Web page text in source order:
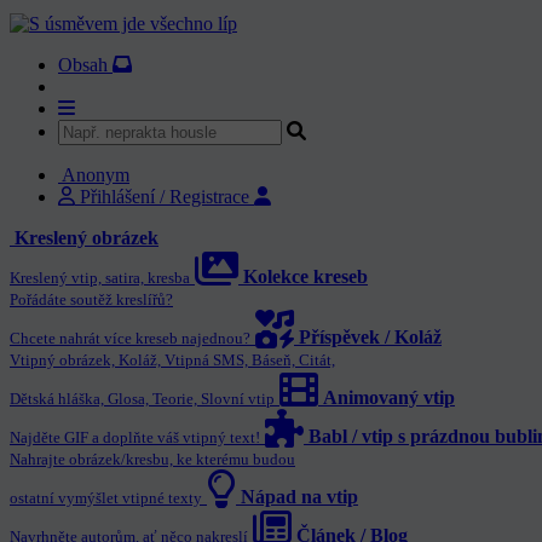
Obsah
Anonym
Přihlášení / Registrace
Kreslený obrázek
Kreslený vtip, satira, kresba Kolekce kreseb
Pořádáte soutěž kreslířů?
Chcete nahrát více kreseb najednou? Příspěvek / Koláž
Vtipný obrázek, Koláž, Vtipná SMS, Báseň, Citát,
Dětská hláška, Glosa, Teorie, Slovní vtip Animovaný vtip
Najděte GIF a doplňte váš vtipný text! Babl / vtip s prázdnou
Nahrajte obrázek/kresbu, ke kterému budou
ostatní vymýšlet vtipné texty Nápad na vtip
Navrhněte autorům, ať něco nakreslí Článek / Blog